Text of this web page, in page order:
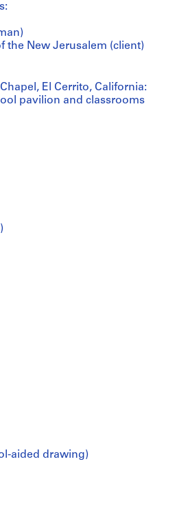
the New Jerusalem (client)
El Cerrito, California:
pavilion and classrooms
aided drawing)